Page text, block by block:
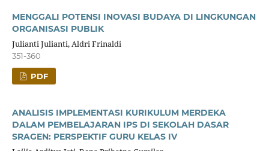
MENGGALI POTENSI INOVASI BUDAYA DI LINGKUNGAN
ORGANISASI PUBLIK
Julianti Julianti, Aldri Frinaldi
351-360
PDF
ANALISIS IMPLEMENTASI KURIKULUM MERDEKA
DALAM PEMBELAJARAN IPS DI SEKOLAH DASAR
SRAGEN: PERSPEKTIF GURU KELAS IV